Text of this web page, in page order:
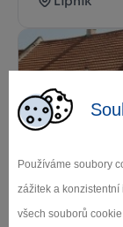
Používáme soubory
zážitek a
všech souborů